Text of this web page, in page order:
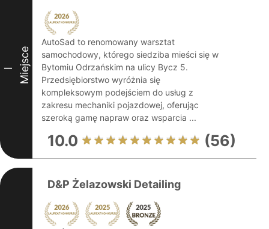
I Miejsce
AutoSad to renomowany warsztat
samochodowy, którego siedziba mieści się w
Bytomiu Odrzańskim na ulicy Bycz 5.
Przedsiębiorstwo wyróżnia się
kompleksowym podejściem do usług z
zakresu mechaniki pojazdowej, oferując
szeroką gamę napraw oraz wsparcia ...
10.0 (56)
D&P Żelazowski Detailing